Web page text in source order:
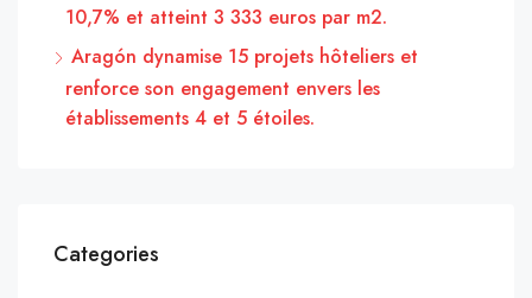
10,7% et atteint 3 333 euros par m2.
Aragón dynamise 15 projets hôteliers et
renforce son engagement envers les
établissements 4 et 5 étoiles.
Categories